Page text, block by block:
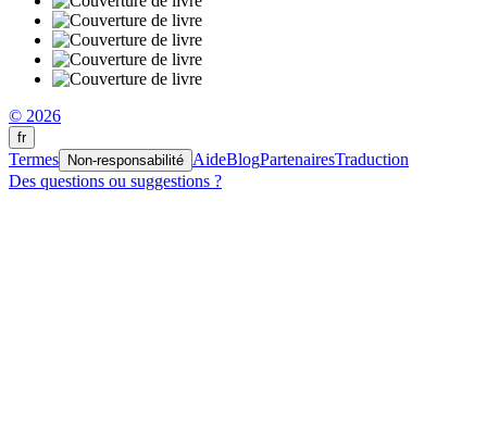
© 2026
fr
Termes Non-responsabilité AideBlogPartenairesTraduction
Des questions ou suggestions ?